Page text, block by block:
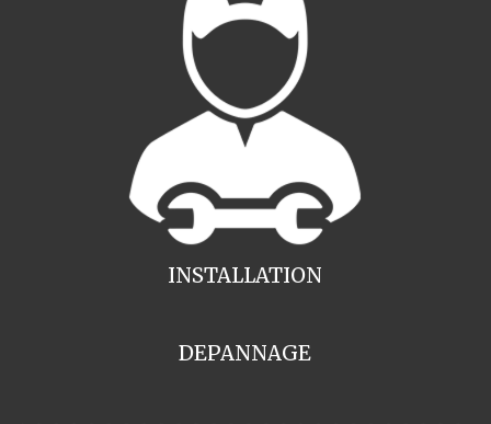
INSTALLATION
DEPANNAGE